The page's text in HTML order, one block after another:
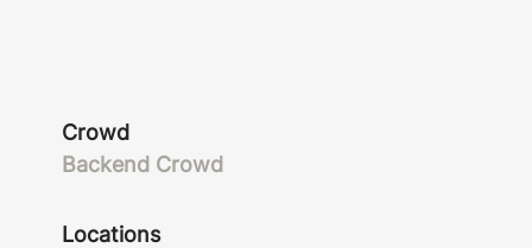
Crowd
Backend Crowd
Locations